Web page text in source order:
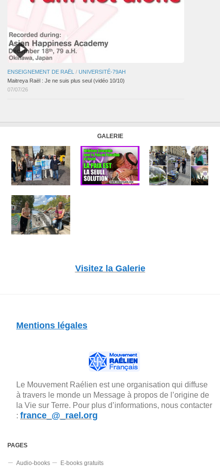
ENSEIGNEMENT DE RAËL / UNIVERSITÉ-79AH
Maitreya Raël : Je ne suis plus seul (vidéo 10/10)
07/07/26
GALERIE
Visitez la Galerie
Mentions légales
Le Mouvement Raélien est une organisation qui diffuse
à travers le monde un Message à propos de l’origine de
la Vie sur Terre. Pour plus d’informations, nous contacter
: france_@_rael.org
PAGES
Audio-books E-books gratuits